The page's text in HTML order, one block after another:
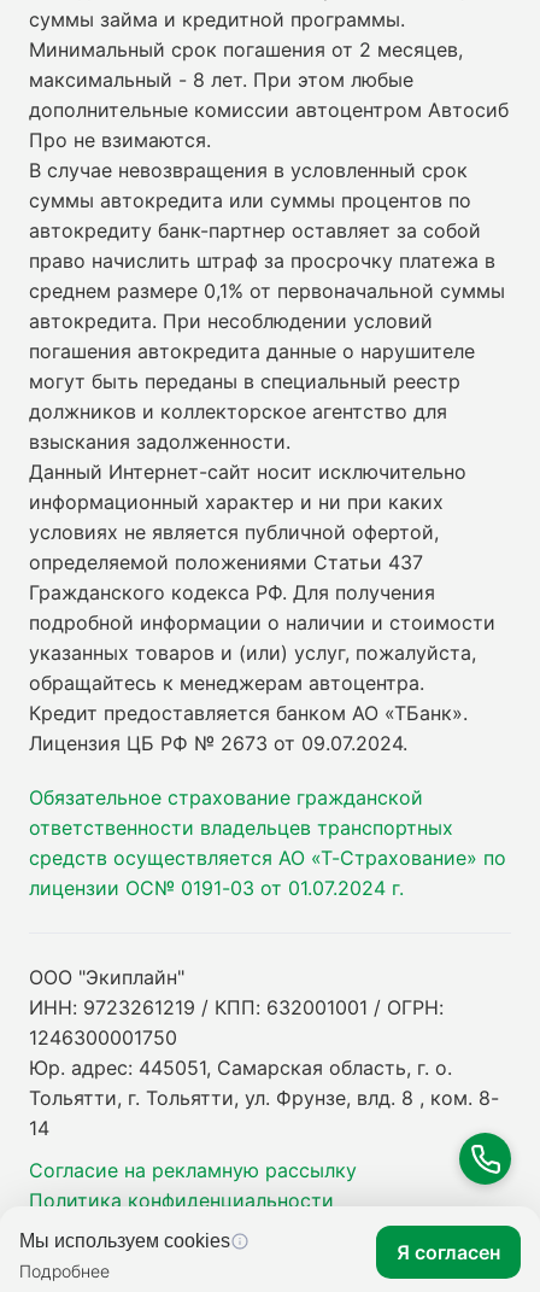
суммы займа и кредитной программы.
Минимальный срок погашения от 2 месяцев,
максимальный - 8 лет. При этом любые
дополнительные комиссии автоцентром Автосиб
Про не взимаются.
В случае невозвращения в условленный срок
суммы автокредита или суммы процентов по
автокредиту банк-партнер оставляет за собой
право начислить штраф за просрочку платежа в
среднем размере 0,1% от первоначальной суммы
автокредита. При несоблюдении условий
погашения автокредита данные о нарушителе
могут быть переданы в специальный реестр
должников и коллекторское агентство для
взыскания задолженности.
Данный Интернет-сайт носит исключительно
информационный характер и ни при каких
условиях не является публичной офертой,
определяемой положениями Статьи 437
Гражданского кодекса РФ. Для получения
подробной информации о наличии и стоимости
указанных товаров и (или) услуг, пожалуйста,
обращайтесь к менеджерам автоцентра.
Кредит предоставляется банком АО «ТБанк».
Лицензия ЦБ РФ № 2673 от 09.07.2024.
Обязательное страхование гражданской
ответственности владельцев транспортных
средств осуществляется АО «Т-Страхование» по
лицензии ОС№ 0191-03 от 01.07.2024 г.
ООО "Экиплайн"
ИНН: 9723261219 / КПП: 632001001 / ОГРН:
1246300001750
Юр. адрес: 445051, Самарская область, г. о.
Тольятти, г. Тольятти, ул. Фрунзе, влд. 8 , ком. 8-
14
Согласие на рекламную рассылку
Политика конфиденциальности
Мы используем cookies
Подробнее
Я согласен